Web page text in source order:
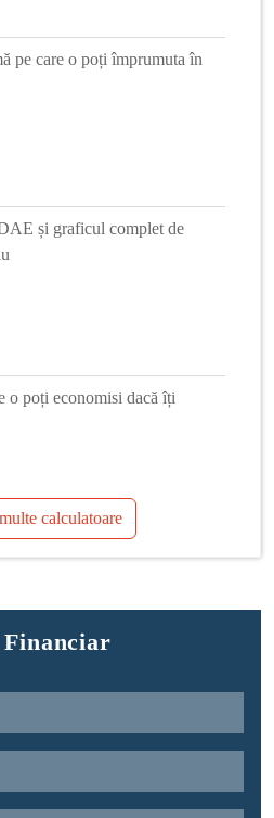
pe care o poți împrumuta în
și graficul complet de
o poți economisi dacă îți
calculatoare